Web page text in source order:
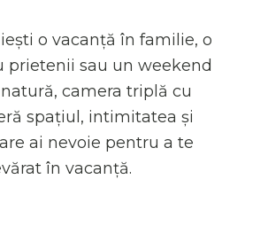
o vacanță în familie, o
prietenii sau un weekend
camera triplă cu
spațiul, intimitatea și
ai nevoie pentru a te
în vacanță.